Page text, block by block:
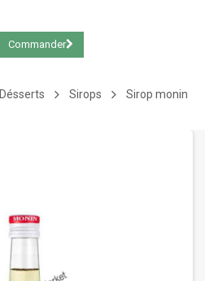
Commander
Désserts Sirops
Sirop monin